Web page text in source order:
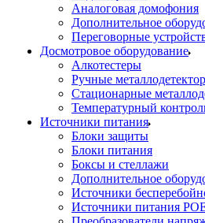
Аналоговая домофония
Дополнительное
Переговорные
Досмотровое оборудование
Алкотестеры
Ручные
Стационарные
Температурный
Источники питания
Блоки защиты
Блоки питания
Боксы и стеллажи
Дополнительное
Источники
Источники питания